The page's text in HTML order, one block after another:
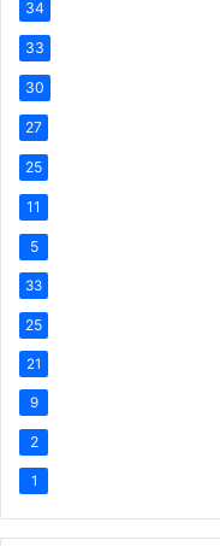
34
33
30
27
25
11
5
33
25
21
9
2
1